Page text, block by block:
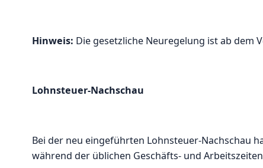
Hinweis: Die gesetzliche Neuregelung ist ab dem
Lohnsteuer-Nachschau
Bei der neu eingeführten Lohnsteuer-Nachschau
während der üblichen Geschäfts- und